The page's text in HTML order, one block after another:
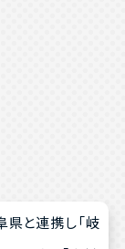
県と連携し「岐